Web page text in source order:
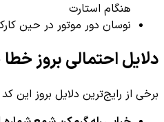
هنگام استارت
نوسان دور موتور در حین
دلایل احتمالی بروز خطا P0675
برخی از رایج‌ترین دلایل بروز این